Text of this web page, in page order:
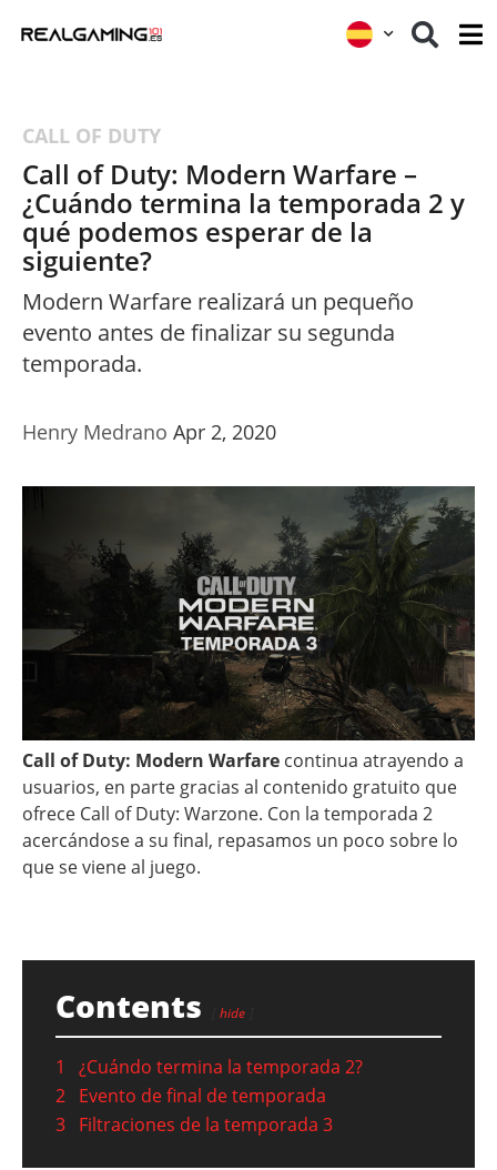
CALL OF DUTY
Call of Duty: Modern Warfare –
¿Cuándo termina la temporada 2 y
qué podemos esperar de la
siguiente?
Modern Warfare realizará un pequeño
evento antes de finalizar su segunda
temporada.
Henry Medrano Apr 2, 2020
Call of Duty: Modern Warfare continua atrayendo a
usuarios, en parte gracias al contenido gratuito que
ofrece Call of Duty: Warzone. Con la temporada 2
acercándose a su final, repasamos un poco sobre lo
que se viene al juego.
Contents hide
1
¿Cuándo termina la temporada 2?
2 Evento de final de temporada
3 Filtraciones de la temporada 3